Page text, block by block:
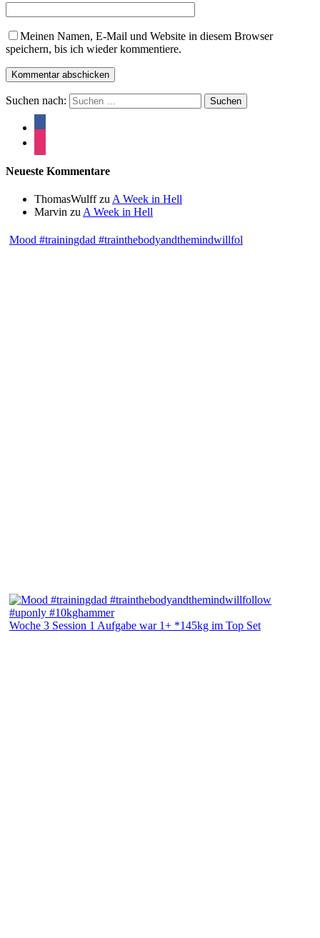
Meinen Namen, E-Mail und Website in diesem Browser
speichern, bis ich wieder kommentiere.
Suchen nach:
Neueste Kommentare
ThomasWulffzu A Week in Hell
Marvin zu A Week in Hell
Mood #trainingdad #trainthebodyandthemindwillfol
Woche 3 Session 1 Aufgabe war 1+ *145kg im Top Set